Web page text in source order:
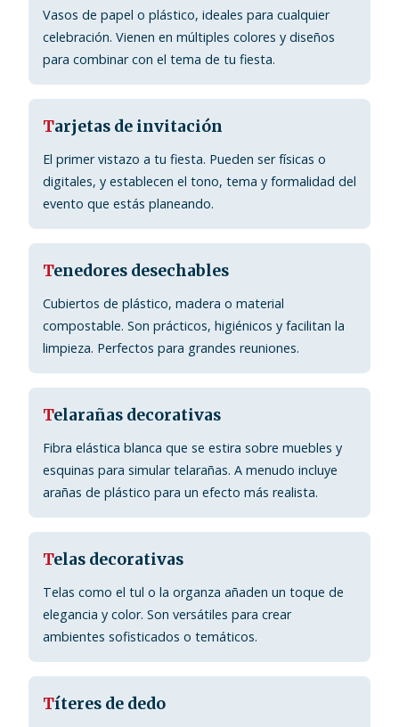
Vasos de papel o plástico, ideales para cualquier
celebración. Vienen en múltiples colores y diseños
para combinar con el tema de tu fiesta.
Tarjetas de invitación
El primer vistazo a tu fiesta. Pueden ser físicas o
digitales, y establecen el tono, tema y formalidad del
evento que estás planeando.
Tenedores desechables
Cubiertos de plástico, madera o material
compostable. Son prácticos, higiénicos y facilitan la
limpieza. Perfectos para grandes reuniones.
Telarañas decorativas
Fibra elástica blanca que se estira sobre muebles y
esquinas para simular telarañas. A menudo incluye
arañas de plástico para un efecto más realista.
Telas decorativas
Telas como el tul o la organza añaden un toque de
elegancia y color. Son versátiles para crear
ambientes sofisticados o temáticos.
Títeres de dedo